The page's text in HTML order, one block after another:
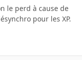
le perd à cause de
pour les XP.